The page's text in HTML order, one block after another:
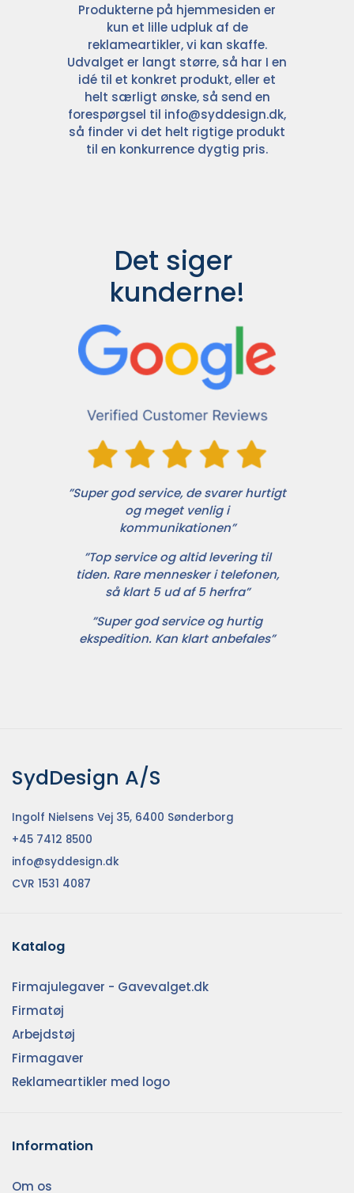
Produkterne på hjemmesiden er
kun et lille udpluk af de
reklameartikler, vi kan skaffe.
Udvalget er langt større, så har I en
idé til et konkret produkt, eller et
helt særligt ønske, så send en
forespørgsel til info@syddesign.dk,
så finder vi det helt rigtige produkt
til en konkurrence dygtig pris.
Det siger
kunderne!
”Super god service, de svarer hurtigt
og meget venlig i
kommunikationen”
”Top service og altid levering til
tiden. Rare mennesker i telefonen,
så klart 5 ud af 5 herfra”
”Super god service og hurtig
ekspedition. Kan klart anbefales”
SydDesign A/S
Ingolf Nielsens Vej 35, 6400 Sønderborg
+45 7412 8500
info@syddesign.dk
CVR 1531 4087
Katalog
Firmajulegaver - Gavevalget.dk
Firmatøj
Arbejdstøj
Firmagaver
Reklameartikler med logo
Information
Om os